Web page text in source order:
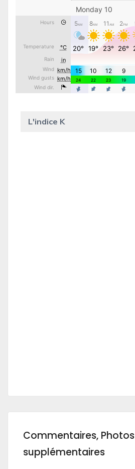
L'indice K
Commentaires, Photos
supplémentaires